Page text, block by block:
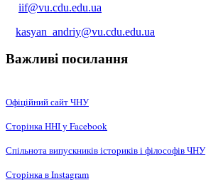
iif@vu.cdu.edu.ua
kasyan_andriy@vu.cdu.edu.ua
Важливі посилання
Офіційний сайт ЧНУ
Сторінка ННІ у Facebook
Спільнота випускників істориків і філософів ЧНУ
Сторінка в Instagram